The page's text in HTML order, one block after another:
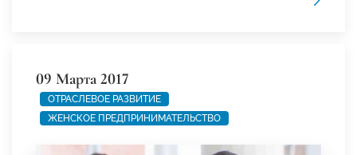
09 Марта 2017
ОТРАСЛЕВОЕ РАЗВИТИЕ
ЖЕНСКОЕ ПРЕДПРИНИМАТЕЛЬСТВО